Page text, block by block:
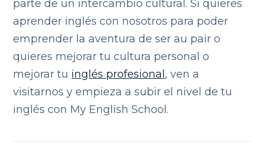
parte de un intercambio cultural.Si quieres
aprender inglés con nosotros para poder
emprender la aventura de ser au pair o
quieres mejorar tu cultura personal o
mejorar tu inglés profesional , ven a
visitarnos y empieza a subir el nivel de tu
inglés con My English School.